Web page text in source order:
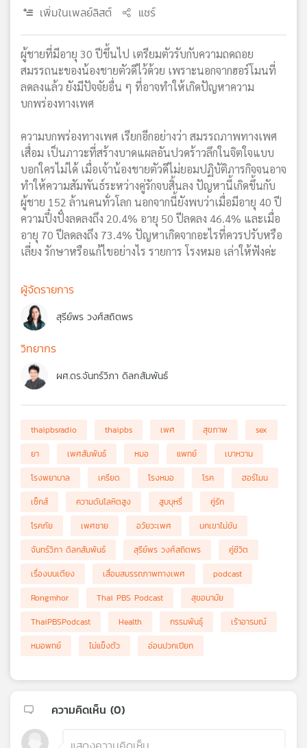
เพิ่มในเพลย์ลิสต์ แชร์
ผู้ชายที่มีอายุ 30 ปีขึ้นไป เตรียมตัวรับกับความถดถอย
สมรรถนะของน้องชายตัวดีไว้ด้วย เพราะนอกจากฮอร์โมนที่
ลดลงแล้ว ยังมีปัจจัยอื่น ๆ ที่อาจทำให้เกิดปัญหาความ
บกพร่องทางเพศ
ความบกพร่องทางเพศ เรียกอีกอย่างว่า สมรรถภาพทางเพศ
เสื่อม เป็นภาวะที่สร้างบาดแผลอันปวดร้าวลึกในจิตใจแบบ
บอกใครไม่ได้ เมื่อเจ้าน้องชายตัวดีไม่ยอมปฏิบัติภารกิจจนอาจ
ทำให้ความสัมพันธ์ระหว่างคู่รักจบสิ้นลง ปัญหานี้เกิดขึ้นกับ
ผู้ชาย 152 ล้านคนทั่วโลก นอกจากนี้ยังพบว่าเมื่อมีอายุ 40 ปี
ความปึ๋งปั๋งลดลงถึง 20.4% อายุ 50 ปีลดลง 46.4% และเมื่อ
อายุ 70 ปีลดลงถึง 73.4% ปัญหาเกิดจากอะไรที่ควรปรับหรือ
เลี่ยง รักษาหรือแก้ไขอย่างไร รายการ โรงหมอ เล่าให้ฟังค่ะ
ผู้จัดรายการ
สุรีย์พร วงศ์สถิตพร
วิทยากร
ผศ.ดร.จันทร์วิภา ดิลกสัมพันธ์
thaipbsradio thaipbs เพศ สุขภาพ
sex
ยา
เพศสัมพันธ์ หมอ แพทย์
เบาหวาน
โรงพยาบาล
เครียด โรงหมอ โรค
ฮอร์โมน
เซ็กส์
ความดันโลหิตสูง สูบบุหรี่
คู่รัก
โรคภัย
เพศชาย อวัยวะเพศ
นกเขาไม่ขัน
จันทร์วิภา ดิลกสัมพันธ์
สุรีย์พร วงศ์สถิตพร
คู่ชีวิต
เรื่องบนเตียง
เสื่อมสมรรถภาพทางเพศ
podcast
Rongmhor
Thai PBS Podcast
สุขอนามัย
ThaiPBSPodcast
Health กรรมพันธุ์
เร้าอารมณ์
หมอพทย์
ไม่แข็งตัว อ่อนปวกเปียก
ความคิดเห็น (0)